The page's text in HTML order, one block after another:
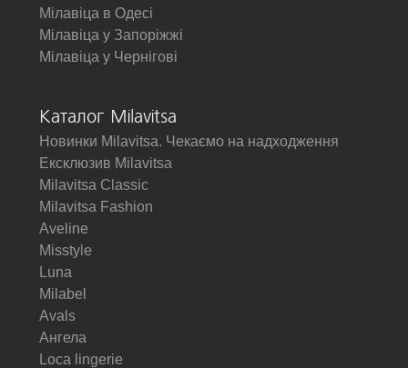
Мілавіца в Одесі
Мілавіца у Запоріжжі
Мілавіца у Чернігові
Каталог Milavitsa
Новинки Milavitsa. Чекаємо на надходження
Ексклюзив Milavitsa
Milavitsa Classic
Milavitsa Fashion
Aveline
Misstyle
Luna
Milabel
Avals
Ангела
Loca lingerie